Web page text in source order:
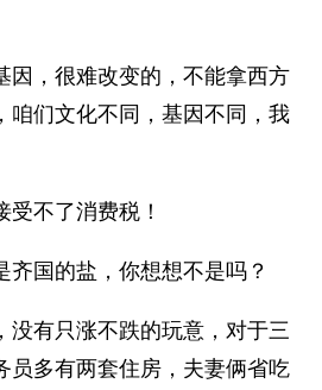
因，很难改变的，不能拿西方
咱们文化不同，基因不同，我
不了消费税！
国的盐，你想想不是吗？
没有只涨不跌的玩意，对于三
员多有两套住房，夫妻俩省吃